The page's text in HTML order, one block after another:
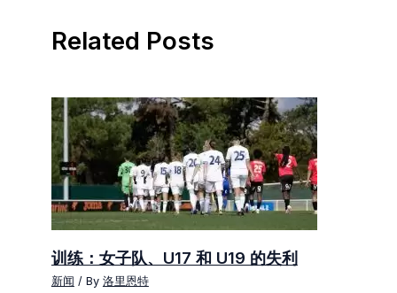
Related Posts
训练：女子队、U17 和 U19 的失利
新闻 / By 洛里恩特